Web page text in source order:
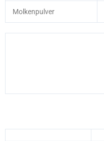
Molkenpulver